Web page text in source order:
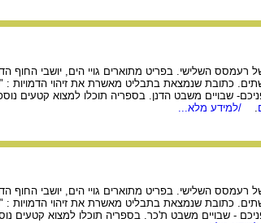
השלישי. בפריט מתוארים גויי הים, יושבי החוף
כתובת שנמצאת בתבליט מאשרת את זיהוי הדמויות :
שבויים משבט הדנן. בספריה תוכלו למצוא קטעים
/למידע מלא...
השלישי. בפריט מתוארים גויי הים, יושבי החוף
כתובת שנמצאת בתבליט מאשרת את זיהוי הדמויות :
- שבויים משבט ת'כר. בספריה תוכלו למצוא קטעים